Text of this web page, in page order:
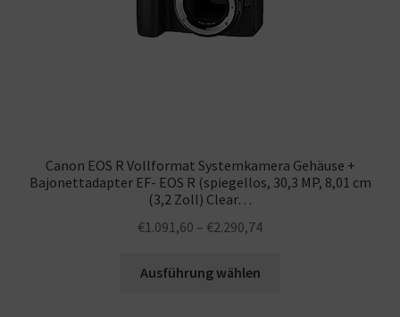
Canon EOS R Vollformat Systemkamera Gehäuse +
Bajonettadapter EF- EOS R (spiegellos, 30,3 MP, 8,01 cm
(3,2 Zoll) Clear…
€1.091,60 – €2.290,74
Ausführung wählen